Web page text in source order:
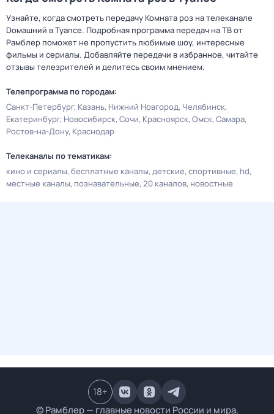
Узнайте, когда смотреть передачу Комната роз на телеканале
Dомашний в Туапсе. Подробная программа передач на ТВ от
Рамблер поможет не пропустить любимые шоу, интересные
фильмы и сериалы. Добавляйте передачи в избранное, читайте
отзывы телезрителей и делитесь своим мнением.
Телепрограмма по городам:
Санкт-Петербург Казань Нижний Новгород Челябинск
Екатеринбург Новосибирск Сочи Красноярск Омск Самара
Ростов-на-Дону Краснодар
Телеканалы по тематикам:
кино и сериалы бесплатные каналы детские спортивные hd
местные каналы познавательные 20 каналов новостные
© Рамблер — главные новости России и мира,
18+